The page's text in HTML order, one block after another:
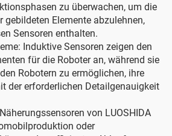
zu überwachen, um die
gebildeten Elemente abzulehnen,
Sensoren enthalten.
Induktive Sensoren zeigen den
für die Roboter an, während sie
Robotern zu ermöglichen, ihre
der erforderlichen Detailgenauigkeit
von LUOSHIDA
oder